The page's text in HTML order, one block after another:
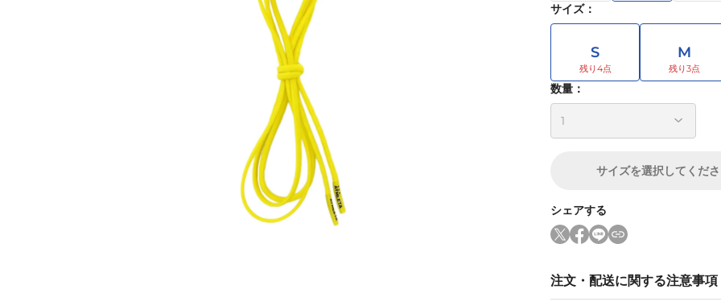
サイズ：
S M
数量：
サイズを選択してくだ
シェアする
注文・配送に関する注意事項